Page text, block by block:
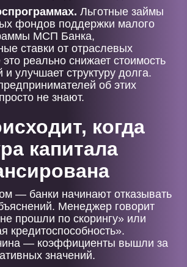
Льготные займы
фондов поддержки малого
МСП Банка,
ставки от отраслевых
реально снижает стоимость
и улучшает структуру долга.
об этих
не знают.
когда
капитала
— банки начинают отказывать
Менеджер говорит
прошли по скорингу» или
кредитоспособность».
— коэффициенты вышли за
значений.